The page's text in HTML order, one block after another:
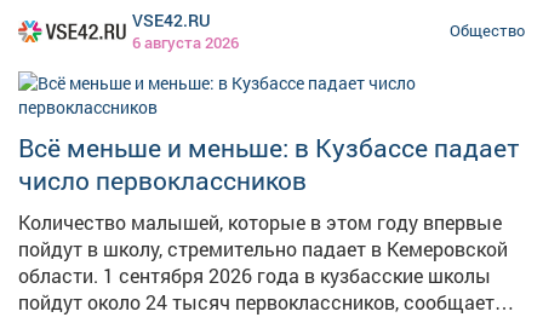
главного ресурса человека, основы для успешной
учёбы, карьеры и счастливой жизни. Она рассказала о
необходимости начинать утро с зарядки, которая не
только поддерживает жизненный тонус и энергию в
течение дня, но и способствует укреплению здоровья
в целом. Кроме этого говорили о соблюдении режима
дня, о полноценном питании и недопустимости иметь
вредные привычки, а также об ответственности за
совершение противоправных деяний. Затем
инструктор по профессиональной, служебной и
физической подготовки отдела по работе с личным
VSE42.RU
6 августа 2026
Общество
Всё меньше и меньше: в Кузбассе падает
число первоклассников
Количество малышей, которые в этом году впервые
пойдут в школу, стремительно падает в Кемеровской
области. 1 сентября 2026 года в кузбасские школы
пойдут около 24 тысяч первоклассников, сообщает